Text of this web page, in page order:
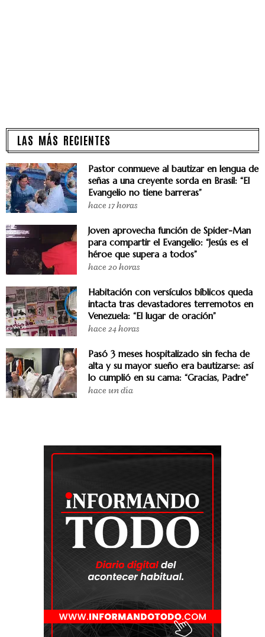
LAS MÁS RECIENTES
Pastor conmueve al bautizar en lengua de
señas a una creyente sorda en Brasil: “El
Evangelio no tiene barreras”
hace 17 horas
Joven aprovecha función de Spider-Man
para compartir el Evangelio: “Jesús es el
héroe que supera a todos”
hace 20 horas
Habitación con versículos bíblicos queda
intacta tras devastadores terremotos en
Venezuela: “El lugar de oración”
hace 24 horas
Pasó 3 meses hospitalizado sin fecha de
alta y su mayor sueño era bautizarse: así
lo cumplió en su cama: “Gracias, Padre”
hace un día